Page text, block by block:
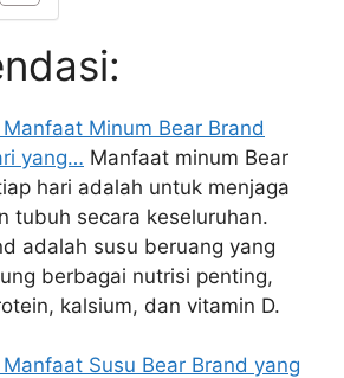
Minum Bear Brand
yang… Manfaat minum Bear
hari adalah untuk menjaga
tubuh secara keseluruhan.
adalah susu beruang yang
berbagai nutrisi penting,
kalsium, dan vitamin D.
Susu Bear Brand yang